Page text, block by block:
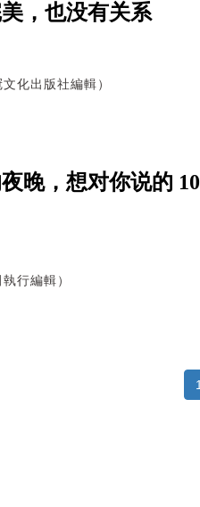
，也没有关系
化出版社編輯）
夜晚，想对你说的
行編輯）